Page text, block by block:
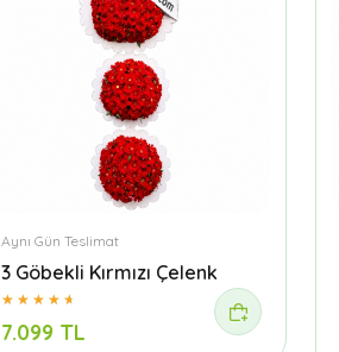
Aynı Gün Teslimat
3 Göbekli Kırmızı Çelenk
7.099 TL